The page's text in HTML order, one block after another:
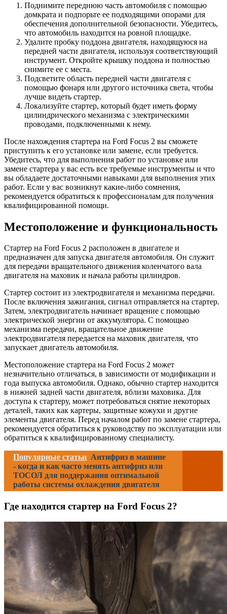
Поднимите переднюю часть автомобиля с помощью
домкрата и подпорьте ее подходящими опорами для
обеспечения дополнительной безопасности. Убедитесь,
что автомобиль находится на ровной площадке.
Удалите пробку поддона двигателя, находящуюся на
передней части двигателя, используя соответствующий
инструмент. Откройте крышку поддона и полностью
снимите ее с места.
Подсветите область передней части двигателя с
помощью фонаря или другого источника света, чтобы
лучше видеть стартер.
Локализуйте стартер, который будет иметь форму
цилиндрического механизма с электрическими
проводами, подключенными к нему.
После нахождения стартера на Ford Focus 2 вы сможете
приступить к его установке или замене, если требуется.
Убедитесь, что для выполнения работ по установке или
замене стартера у вас есть все требуемые инструменты и что
вы обладаете достаточными навыками для выполнения этих
работ. Если у вас возникнут какие-либо сомнения,
рекомендуется обратиться к профессионалам для получения
квалифицированной помощи.
Местоположение и функциональность
Стартер на Ford Focus 2 расположен в двигателе и
предназначен для запуска двигателя автомобиля. Он служит
для передачи вращательного движения коленчатого вала
двигателя на маховик и начала работы цилиндров.
Стартер состоит из электродвигателя и механизма передачи.
После включения зажигания, сигнал отправляется на стартер.
Затем, электродвигатель начинает вращение с помощью
электрической энергии от аккумулятора. С помощью
механизма передачи, вращательное движение
электродвигателя передается на маховик двигателя, что
запускает двигатель автомобиля.
Местоположение стартера на Ford Focus 2 может
незначительно отличаться, в зависимости от модификации и
года выпуска автомобиля. Однако, обычно стартер находится
в нижней задней части двигателя, вблизи маховика. Для
доступа к стартеру, может потребоваться снятие некоторых
деталей, таких как картеры, защитные кожухи и другие
элементы двигателя. Перед началом работ по замене стартера,
рекомендуется обратиться к руководству по эксплуатации или
обратиться к квалифицированному специалисту.
Популярные статьи Антифриз в машине
- когда и как часто менять антифриз или
ТОСОЛ для поддержания оптимальной
работы системы охлаждения двигателя
Где находится стартер на Ford Focus 2?